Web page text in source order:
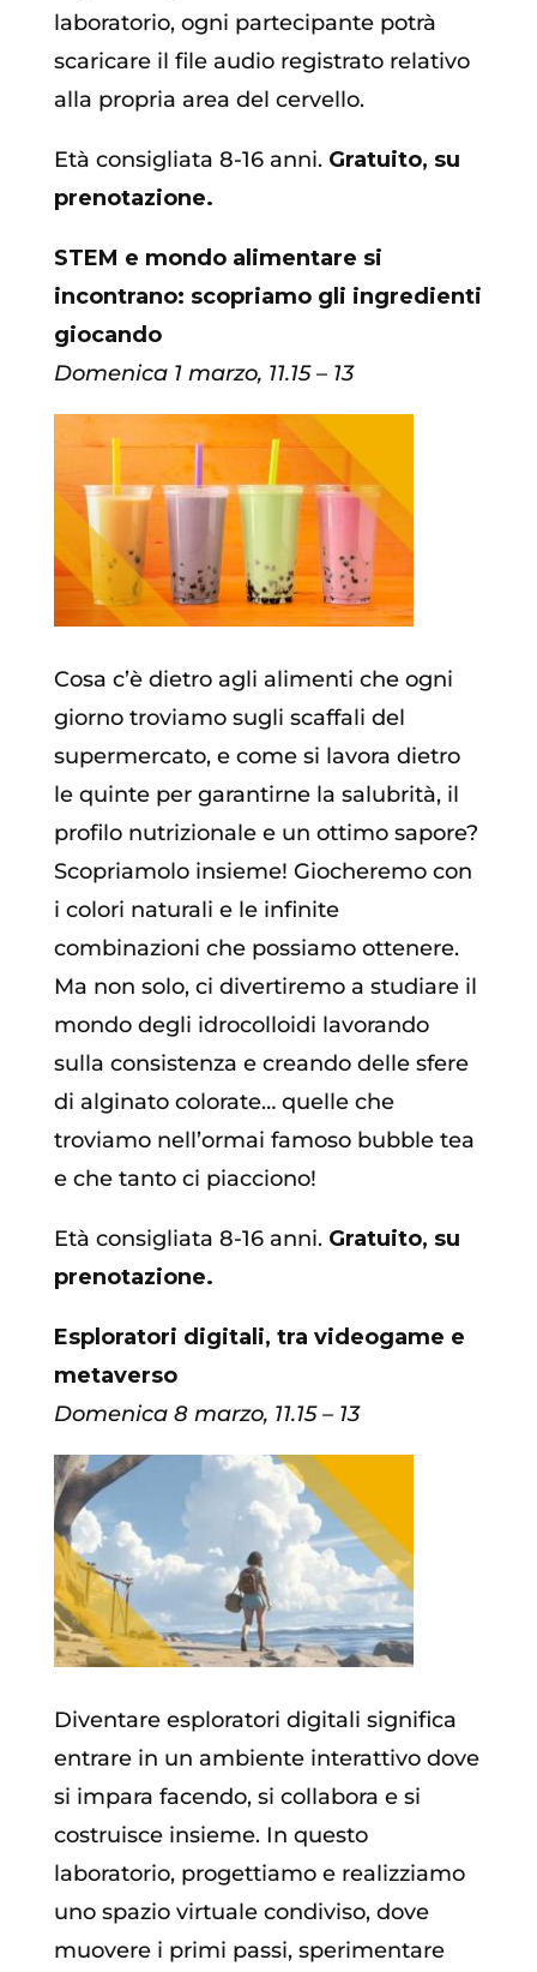
laboratorio, ogni partecipante potrà
scaricare il file audio registrato relativo
alla propria area del cervello.
Età consigliata 8-16 anni. Gratuito, su
prenotazione.
STEM e mondo alimentare si
incontrano: scopriamo gli ingredienti
giocando
Domenica 1 marzo, 11.15 – 13
Cosa c’è dietro agli alimenti che ogni
giorno troviamo sugli scaffali del
supermercato, e come si lavora dietro
le quinte per garantirne la salubrità, il
profilo nutrizionale e un ottimo sapore?
Scopriamolo insieme! Giocheremo con
i colori naturali e le infinite
combinazioni che possiamo ottenere.
Ma non solo, ci divertiremo a studiare il
mondo degli idrocolloidi lavorando
sulla consistenza e creando delle sfere
di alginato colorate… quelle che
troviamo nell’ormai famoso bubble tea
e che tanto ci piacciono!
Età consigliata 8-16 anni. Gratuito, su
prenotazione.
Esploratori digitali, tra videogame e
metaverso
Domenica 8 marzo, 11.15 – 13
Diventare esploratori digitali significa
entrare in un ambiente interattivo dove
si impara facendo, si collabora e si
costruisce insieme. In questo
laboratorio, progettiamo e realizziamo
uno spazio virtuale condiviso, dove
muovere i primi passi, sperimentare